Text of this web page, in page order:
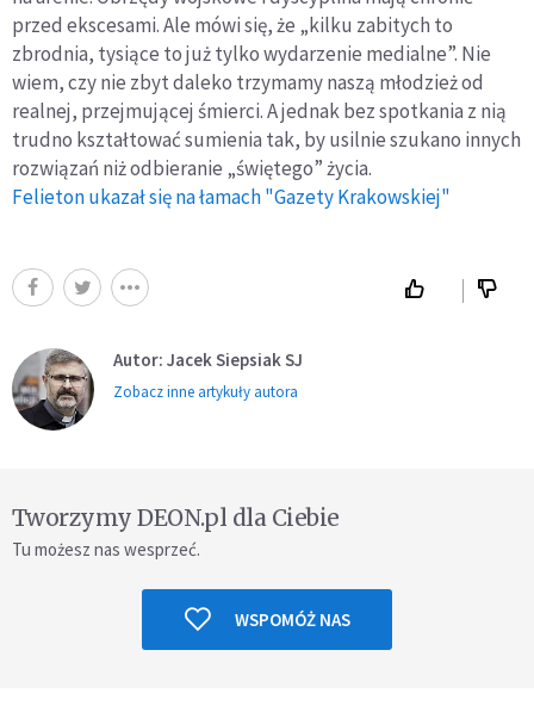
przed ekscesami. Ale mówi się, że „kilku zabitych to
zbrodnia, tysiące to już tylko wydarzenie medialne”. Nie
wiem, czy nie zbyt daleko trzymamy naszą młodzież od
realnej, przejmującej śmierci. A jednak bez spotkania z nią
trudno kształtować sumienia tak, by usilnie szukano innych
rozwiązań niż odbieranie „świętego” życia.
Felieton ukazał się na łamach "Gazety Krakowskiej"
Autor: Jacek Siepsiak SJ
Zobacz inne artykuły autora
Tworzymy DEON.pl dla Ciebie
Tu możesz nas wesprzeć.
WSPOMÓŻ NAS